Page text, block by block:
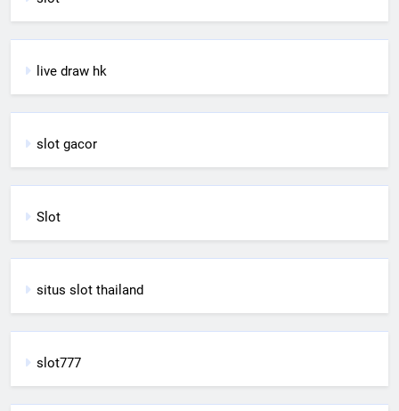
live draw hk
slot gacor
Slot
situs slot thailand
slot777